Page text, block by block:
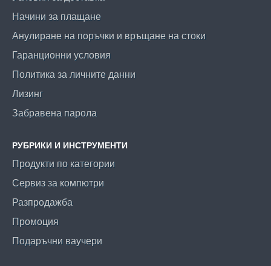
Начини за плащане
Анулиране на поръчки и връщане на стоки
Гаранционни условия
Политика за личните данни
Лизинг
Забравена парола
РУБРИКИ И ИНСТРУМЕНТИ
Продукти по категории
Сервиз за компютри
Разпродажба
Промоция
Подаръчни ваучери